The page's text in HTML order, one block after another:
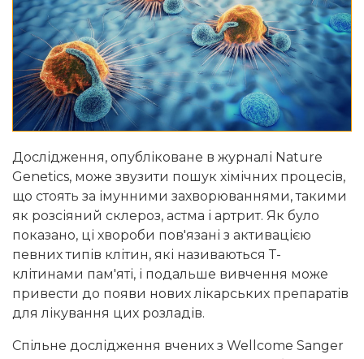
Дослідження, опубліковане в журналі Nature
Genetics, може звузити пошук хімічних процесів,
що стоять за імунними захворюваннями, такими
як розсіяний склероз, астма і артрит. Як було
показано, ці хвороби пов'язані з активацією
певних типів клітин, які називаються Т-
клітинами пам'яті, і подальше вивчення може
привести до появи нових лікарських препаратів
для лікування цих розладів.
Спільне дослідження вчених з Wellcome Sanger